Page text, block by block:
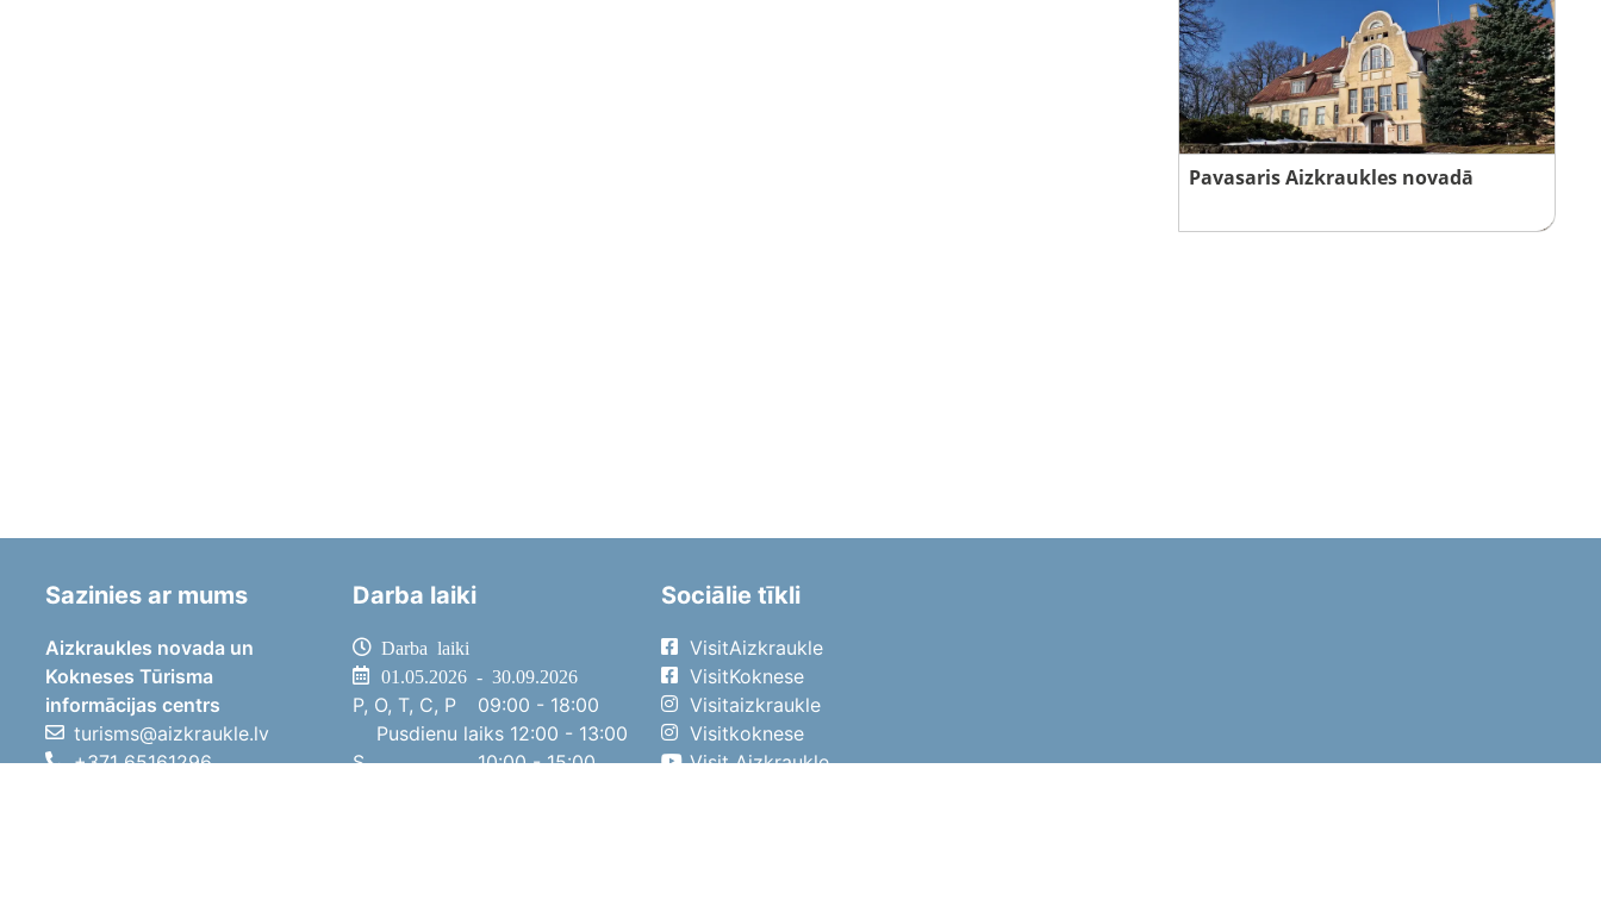
Pavasaris Aizkraukles novadā
Sazinies ar mums
Aizkraukles novada un
Kokneses Tūrisma
informācijas centrs
turisms@aizkraukle.lv
+371 65161296
Darba laiki
Darba laiki
01.05.2026 - 30.09.2026
P, O, T, C, P
09:00 - 18:00
Pusdienu laiks 12:00 - 13:00
S
10:00 - 15:00
Sociālie tīkli
VisitAizkraukle
VisitKoknese
Visitaizkraukle
Visitkoknese
Visit Aizkraukle